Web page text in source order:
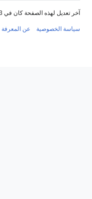
آخر تعديل لهذه الصفحة كان في 07:43, 15 مارس 2010.
سياسة الخصوصية عن المعرفة